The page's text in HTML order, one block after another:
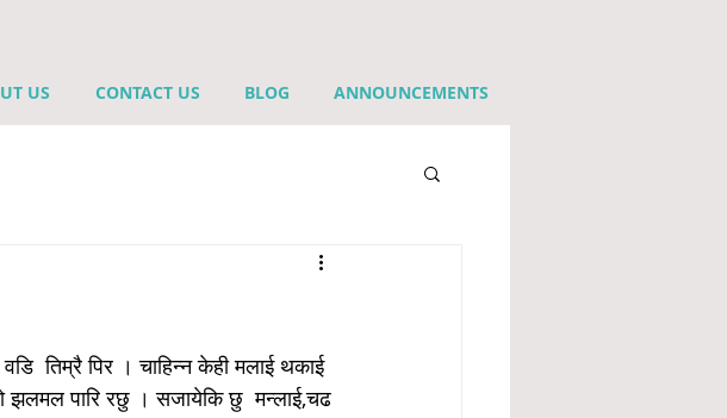
US CONTACT US BLOG ANNOUNCEMENTS
तिम्रै पिर । चाहिन्न केही मलाई थकाई
झलमल पारि रछु । सजायेकि छु  मन्लाई,चढ